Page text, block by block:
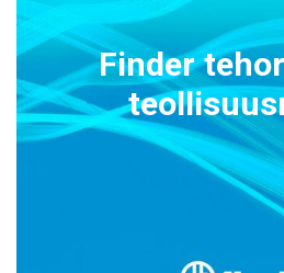
Finder